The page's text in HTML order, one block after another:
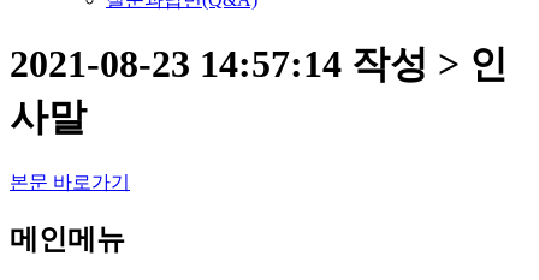
2021-08-23 14:57:14 작성 > 인
사말
본문 바로가기
메인메뉴